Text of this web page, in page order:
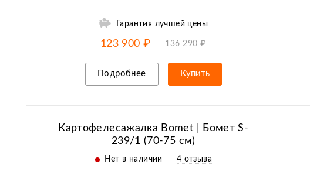
Гарантия лучшей цены
-10% от цены до08.08
123 900 ₽ 136 290 ₽
Подробнее Купить
Картофелесажалка Bomet | Бомет S-
239/1 (70-75 см)
Нет в наличии 4 отзыва